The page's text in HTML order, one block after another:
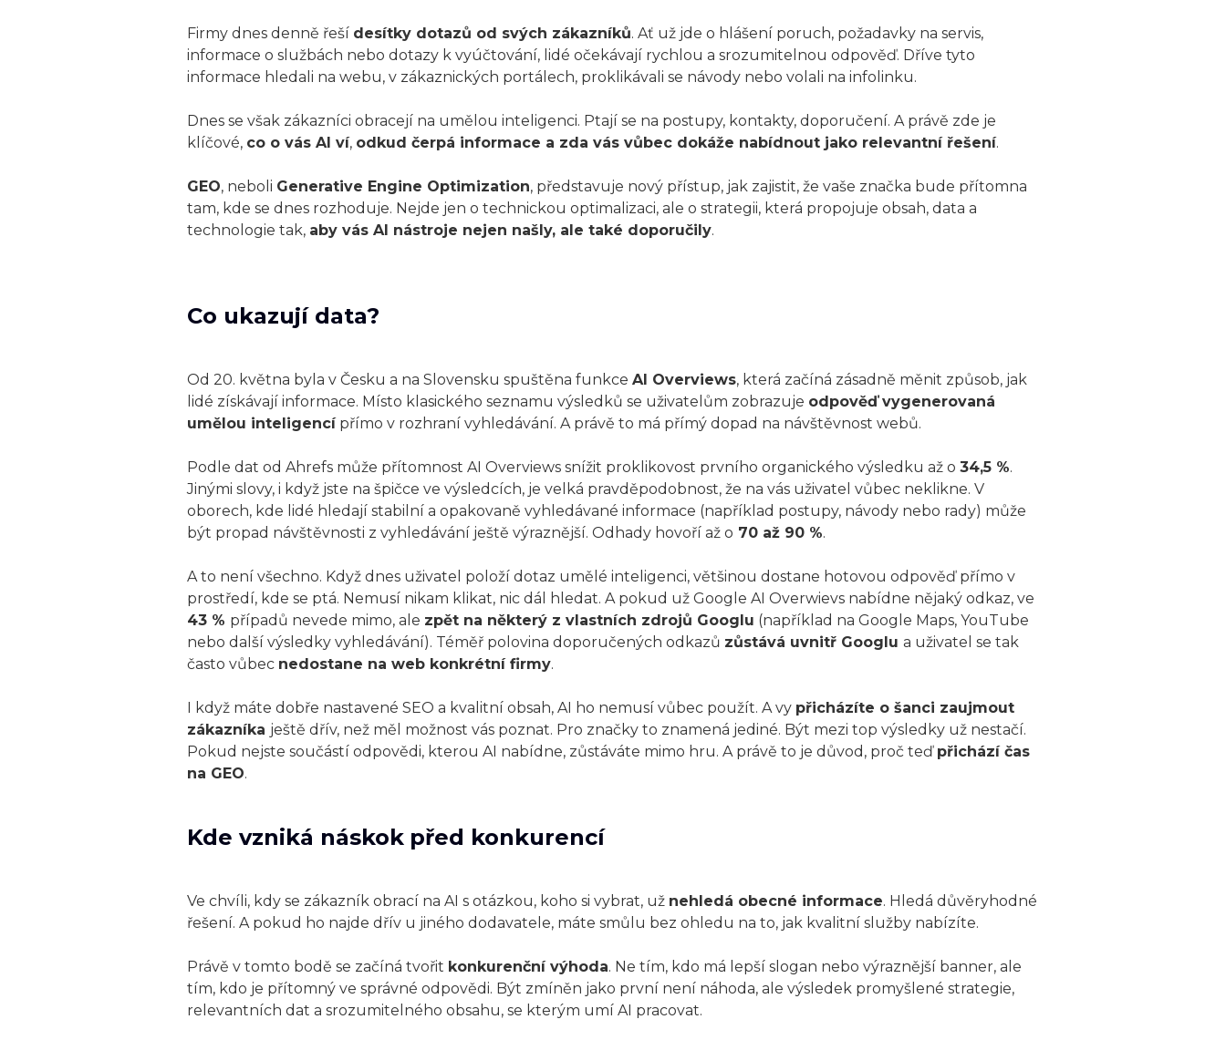
Firmy dnes denně řeší desítky dotazů od svých zákazníků. Ať už jde o hlášení poruch, požadavky na servis,
informace o službách nebo dotazy k vyúčtování, lidé očekávají rychlou a srozumitelnou odpověď. Dříve tyto
informace hledali na webu, v zákaznických portálech, proklikávali se návody nebo volali na infolinku.
Dnes se však zákazníci obracejí na umělou inteligenci. Ptají se na postupy, kontakty, doporučení. A právě zde je
klíčové, co o vás AI ví, odkud čerpá informace a zda vás vůbec dokáže nabídnout jako relevantní řešení.
GEO, neboli Generative Engine Optimization, představuje nový přístup, jak zajistit, že vaše značka bude přítomna
tam, kde se dnes rozhoduje. Nejde jen o technickou optimalizaci, ale o strategii, která propojuje obsah, data a
technologie tak, aby vás AI nástroje nejen našly, ale také doporučily.
Co ukazují data?
Od 20. května byla v Česku a na Slovensku spuštěna funkce AI Overviews, která začíná zásadně měnit způsob, jak
lidé získávají informace. Místo klasického seznamu výsledků se uživatelům zobrazuje odpověď vygenerovaná
umělou inteligencípřímo v rozhraní vyhledávání. A právě to má přímý dopad na návštěvnost webů.
Podle dat od Ahrefs může přítomnost AI Overviews snížit proklikovost prvního organického výsledku až o 34,5 %.
Jinými slovy, i když jste na špičce ve výsledcích, je velká pravděpodobnost, že na vás uživatel vůbec neklikne. V
oborech, kde lidé hledají stabilní a opakovaně vyhledávané informace (například postupy, návody nebo rady) může
být propad návštěvnosti z vyhledávání ještě výraznější. Odhady hovoří až o 70 až 90 %.
A to není všechno. Když dnes uživatel položí dotaz umělé inteligenci, většinou dostane hotovou odpověď přímo v
prostředí, kde se ptá. Nemusí nikam klikat, nic dál hledat. A pokud už Google AI Overwievs nabídne nějaký odkaz, ve
43 % případů nevede mimo, ale zpět na některý z vlastních zdrojů Googlu (například na Google Maps, YouTube
nebo další výsledky vyhledávání). Téměř polovina doporučených odkazů zůstává uvnitř Googlu a uživatel se tak
často vůbec nedostane na web konkrétní firmy.
I když máte dobře nastavené SEO a kvalitní obsah, AI ho nemusí vůbec použít. A vy přicházíte o šanci zaujmout
zákazníka ještě dřív, než měl možnost vás poznat. Pro značky to znamená jediné. Být mezi top výsledky už nestačí.
Pokud nejste součástí odpovědi, kterou AI nabídne, zůstáváte mimo hru. A právě to je důvod, proč teď přichází čas
na GEO.
Kde vzniká náskok před konkurencí
Ve chvíli, kdy se zákazník obrací na AI s otázkou, koho si vybrat, už nehledá obecné informace. Hledá důvěryhodné
řešení. A pokud ho najde dřív u jiného dodavatele, máte smůlu bez ohledu na to, jak kvalitní služby nabízíte.
Právě v tomto bodě se začíná tvořit konkurenční výhoda. Ne tím, kdo má lepší slogan nebo výraznější banner, ale
tím, kdo je přítomný ve správné odpovědi. Být zmíněn jako první není náhoda, ale výsledek promyšlené strategie,
relevantních dat a srozumitelného obsahu, se kterým umí AI pracovat.